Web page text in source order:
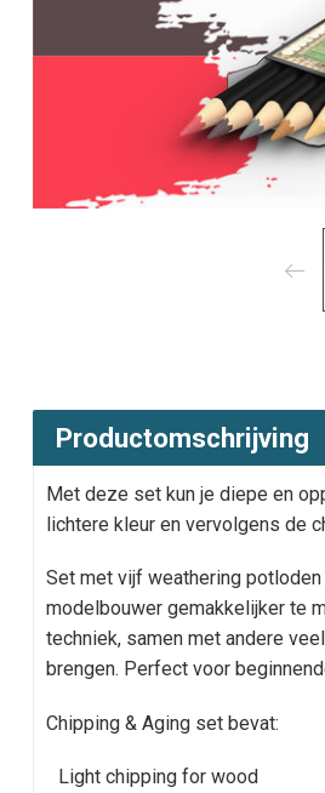
Productomschrijving
Met deze set kun je diepe en
lichtere kleur en vervolgens de
Set met vijf weathering
modelbouwer gemakkelijker te
techniek, samen met andere
brengen. Perfect voor
Chipping & Aging set bevat:
Light chipping for wood